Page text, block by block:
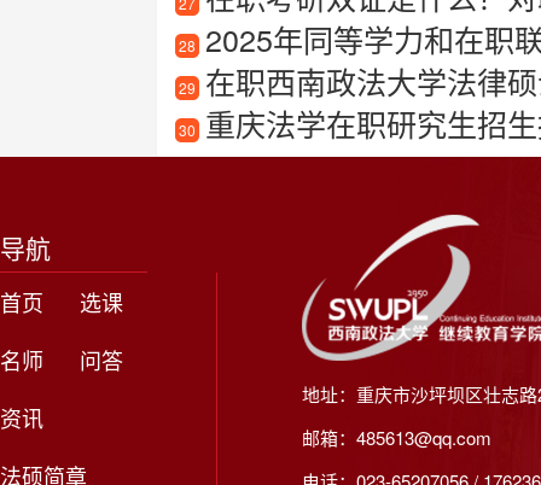
28 2025年同等学力和在职
29 在职西南政法大学法律
30 重庆法学在职研究生招
导航
首页
选课
名师
问答
资讯
法硕简章
地址：重庆市沙坪坝区壮志
邮箱：485613@qq.com